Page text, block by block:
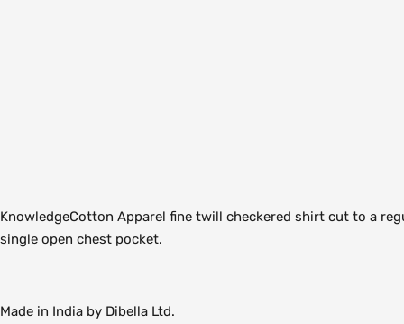
KnowledgeCotton Apparel fine twill checkered shirt cut to a
single open chest pocket.
Made in India by Dibella Ltd.